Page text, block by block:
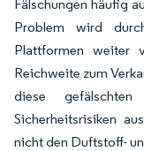
Fälschungen häufig
Problem wird
Plattformen weiter
Reichweite zum
diese
Sicherheitsrisiken
nicht den Duftstoff-